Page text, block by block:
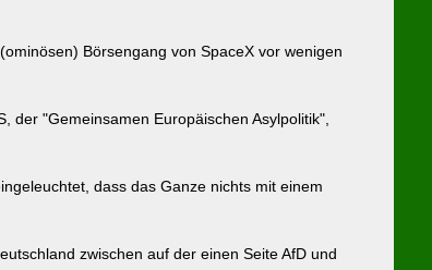
Börsengang von SpaceX vor wenigen
"Gemeinsamen Europäischen Asylpolitik",
dass das Ganze nichts mit einem
zwischen auf der einen Seite AfD und